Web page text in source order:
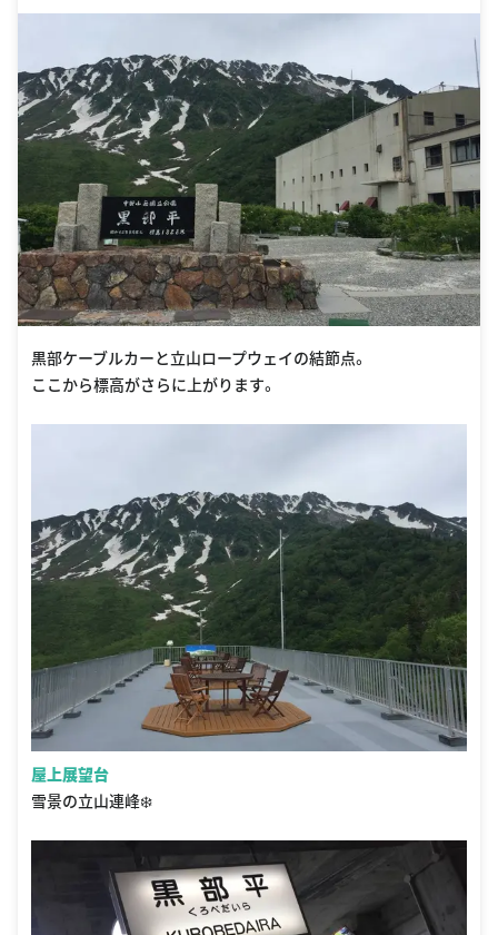
route.com/facilities/station/station06.html
黒部ケーブルカーと立山ロープウェイの結節点。
ここから標高がさらに上がります。
屋上展望台
雪景の立山連峰❄️